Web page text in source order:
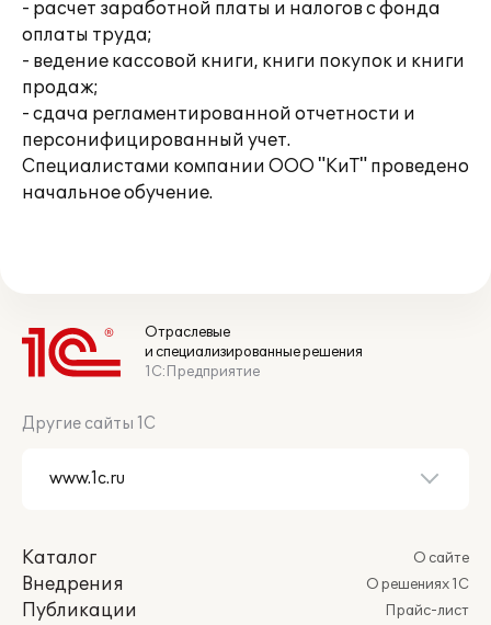
- расчет заработной платы и налогов с фонда
оплаты труда;
- ведение кассовой книги, книги покупок и книги
продаж;
- сдача регламентированной отчетности и
персонифицированный учет.
Специалистами компании ООО "КиТ" проведено
начальное обучение.
Отраслевые
и специализированные решения
1С:Предприятие
Другие сайты 1С
Каталог
Внедрения
Публикации
О сайте
О решениях 1С
Прайс-лист